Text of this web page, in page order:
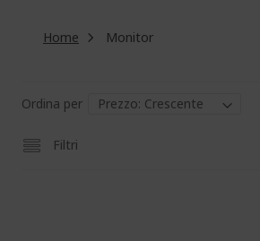
Home Monitor
Ordina per
Filtri